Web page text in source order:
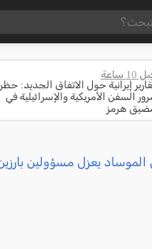
10 ساعة
إيرانية حول الاتفاق الجديد: حظر
السفن الأمريكية والإسرائيلية في
هرمز